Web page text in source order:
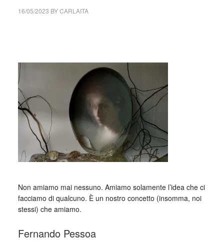
16/05/2023 BYCARLAITA
Non amiamo mai nessuno. Amiamo solamente l’idea che ci
facciamo di qualcuno. È un nostro concetto (insomma, noi
stessi) che amiamo.
Fernando Pessoa